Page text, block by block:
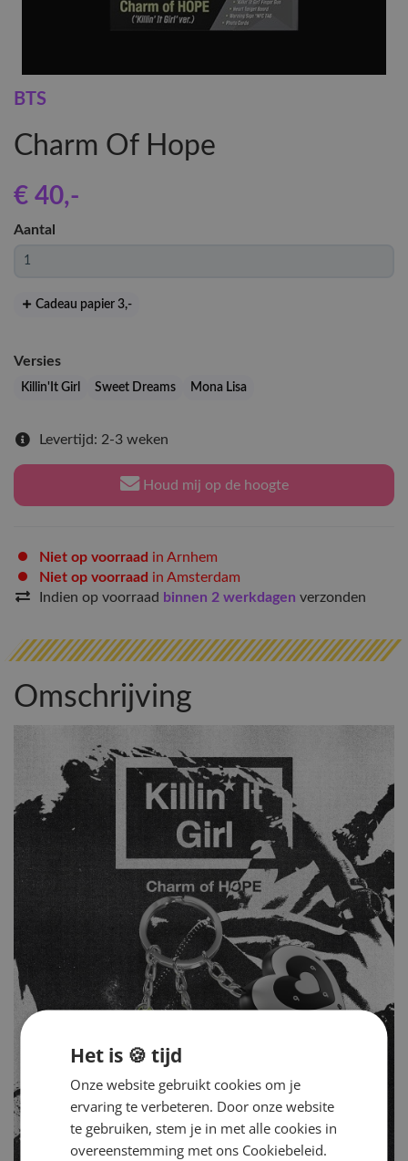
BTS
Charm Of Hope
€ 40,-
Aantal
Cadeau papier 3,-
Versies
Killin'It Girl Sweet Dreams Mona Lisa
Levertijd: 2-3 weken
Houd mij op de hoogte
Niet op voorraad in Arnhem
Niet op voorraad in Amsterdam
Indien op voorraad binnen 2 werkdagen verzonden
Omschrijving
Het is 🍪 tijd
Onze website gebruikt cookies om je
ervaring te verbeteren. Door onze website
te gebruiken, stem je in met alle cookies in
overeenstemming met ons Cookiebeleid.